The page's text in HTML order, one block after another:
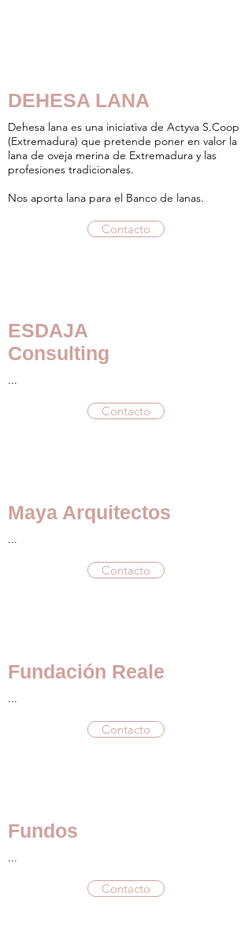
DEHESA LANA
Dehesa lana es una iniciativa de Actyva S.Coop
(Extremadura) que pretende poner en valor la
lana de oveja merina de Extremadura y las
profesiones tradicionales.
Nos aporta lana para el Banco de lanas.
Contacto
ESDAJA
Consulting
...
Contacto
Maya Arquitectos
...
Contacto
Fundación Reale
...
Contacto
Fundos
...
Contacto